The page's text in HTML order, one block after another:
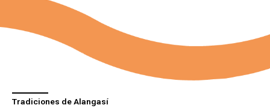
Tradiciones de Alangasí